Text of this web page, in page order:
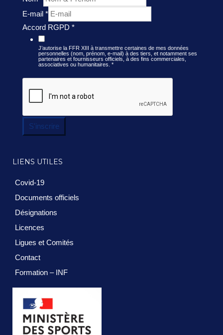
E-mail *
Accord RGPD *
J’autorise la FFR XIII à transmettre certaines de mes données
personnelles (nom, prénom, e-mail) à des tiers, et notamment ses
partenaires et fournisseurs officiels, à des fins commerciales,
associatives ou humanitaires. *
S'inscrire
LIENS UTILES
Covid-19
Documents officiels
Désignations
Licences
Ligues et Comités
Contact
Formation – INF